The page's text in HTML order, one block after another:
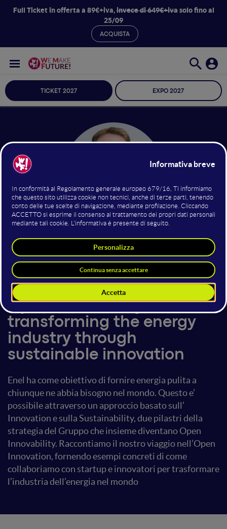
Full Ticket in offerta a 89€+iva,invece di 649€+ivasolo fino al
25/09
ACQUISTA
TICKET 2027 EXPO 2027
22 giugno 201815:25 - 16:05
Open Innovation
Open Innovability:
transforming the energy
industry through
sustainable innovation
Enel ha come obiettivo di fornire energia pulita a
chiunque ne abbia bisogno nel mondo. Questo e’
possibile attraverso un approccio basato sull’
Innovation e sulla Sustainability, due pilastri della
strategia del Gruppo che insieme diventano Open
Innovability. Raccontiamo il nostro viaggio nell’Open
Innovation, fornendo esempi concreti di come
collaboriamo con startup e innovatori per trasformare
l’industria dell’energia nel mondo